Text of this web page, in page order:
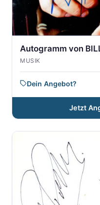
Autogramm von
MUSIK
Dein Angebot?
Jetzt